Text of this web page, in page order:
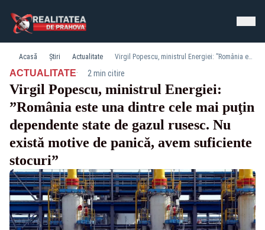
Acasă Știri Actualitate Virgil Popescu, ministrul Energiei: ”România este una dintre cele mai puţin dependente state de gazul rusesc. Nu există motive de panică, avem suficiente stocuri”
ACTUALITATE· 2 min citire
Virgil Popescu, ministrul Energiei:
”România este una dintre cele mai puţin
dependente state de gazul rusesc. Nu
există motive de panică, avem suficiente
stocuri”